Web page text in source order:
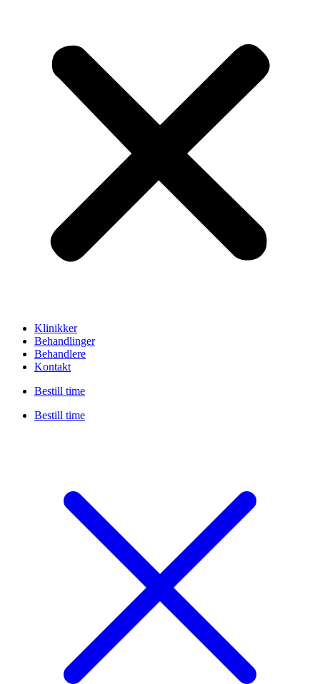
Klinikker
Behandlinger
Behandlere
Kontakt
Bestill time
Bestill time